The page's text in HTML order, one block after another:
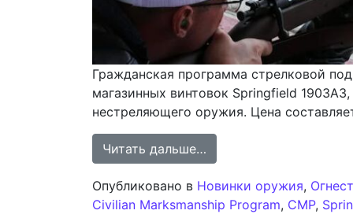
Гражданская программа стрелковой
магазинных винтовок Springfield
нестреляющего оружия. Цена
Читать дальше…
Опубликовано в Новинки оружия,
Civilian Marksmanship Program, CMP,